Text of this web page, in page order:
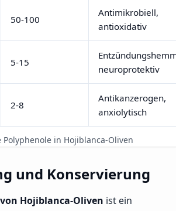
50-100
Antimikrobiell,
antioxidativ
5-15
neuroprotektiv
2-8
Antikanzerogen,
anxiolytisch
Polyphenole in Hojiblanca-Oliven
und Konservierung
Hojiblanca-Oliven ist ein